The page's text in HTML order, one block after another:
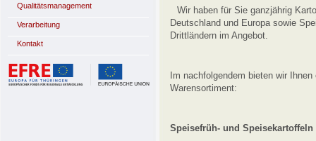
Qualitätsmanagement
Verarbeitung
Kontakt
Wir haben für Sie ganzjährig
Deutschland und Europa sowie
Drittländern im Angebot.
Im nachfolgendem bieten wir
Warensortiment:
Speisefrüh- und Speisekartoffeln